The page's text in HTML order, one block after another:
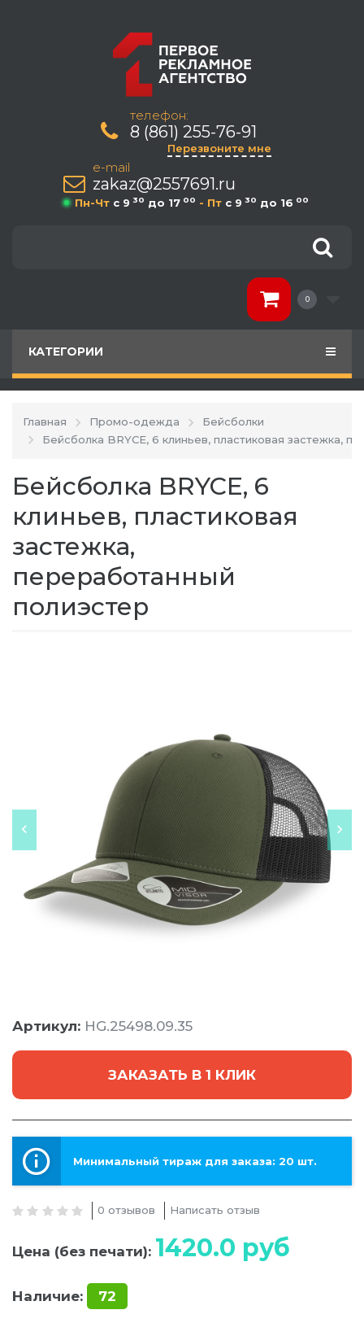
телефон:
8 (861) 255-76-91
Перезвоните мне
e-mail
zakaz@2557691.ru
Пн-Чт c 9 30 до 17 00 - Пт c 9 30 до 16 00
0
КАТЕГОРИИ
Главная Промо-одежда
Бейсболки
Бейсболка BRYCE, 6 клиньев, пластиковая застежка,
Бейсболка BRYCE, 6
клиньев, пластиковая
застежка,
переработанный
полиэстер
Артикул: HG.25498.09.35
ЗАКАЗАТЬ В 1 КЛИК
Минимальный тираж для заказа: 20 шт.
0 отзывов Написать отзыв
Цена (без печати): 1420.0 руб
Наличие: 72